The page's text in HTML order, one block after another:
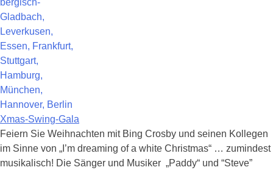
Xmas-Swing-Gala
Feiern Sie Weihnachten mit Bing Crosby und seinen Kollegen
im Sinne von „I’m dreaming of a white Christmas“ … zumindest
musikalisch! Die Sänger und Musiker „Paddy“ und “Steve”